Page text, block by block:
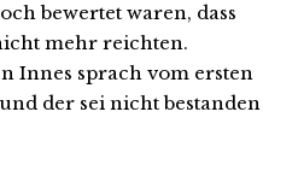
bewertet waren, dass
mehr reichten.
Innes sprach vom ersten
der sei nicht bestanden